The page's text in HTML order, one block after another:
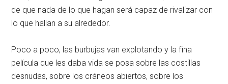
de que nada de lo que hagan será capaz de rivalizar con
lo que hallan a su alrededor.
Poco a poco, las burbujas van explotando y la fina
película que les daba vida se posa sobre las costillas
desnudas, sobre los cráneos abiertos, sobre los